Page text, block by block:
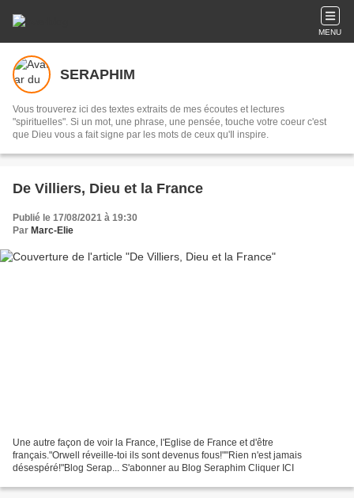
MENU
SERAPHIM
Vous trouverez ici des textes extraits de mes écoutes et lectures
"spirituelles". Si un mot, une phrase, une pensée, touche votre coeur c'est
que Dieu vous a fait signe par les mots de ceux qu'Il inspire.
De Villiers, Dieu et la France
Publié le 17/08/2021 à 19:30
Par Marc-Elie
Une autre façon de voir la France, l'Eglise de France et d'être
français."Orwell réveille-toi ils sont devenus fous!""Rien n'est jamais
désespéré!"Blog Serap... S'abonner au Blog Seraphim Cliquer ICI